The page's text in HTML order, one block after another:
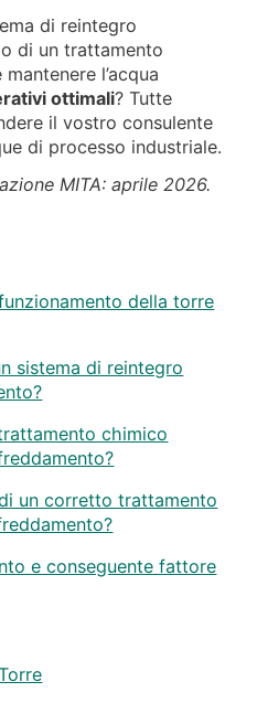
PL
di reintegro
di un trattamento
l’acqua
ottimali? Tutte
il vostro consulente
di processo industriale.
MITA: aprile 2026.
della torre
sistema di reintegro
chimico
un corretto trattamento
e conseguente fattore